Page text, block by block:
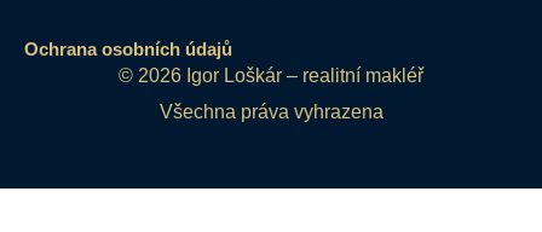
Ochrana osobních údajů
© 2026 Igor Loškár – realitní makléř
Všechna práva vyhrazena